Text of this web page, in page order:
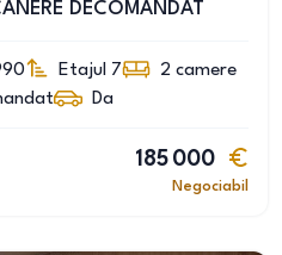
DECOMANDAT
Etajul 7 2 camere
Da
185 000
Negociabil